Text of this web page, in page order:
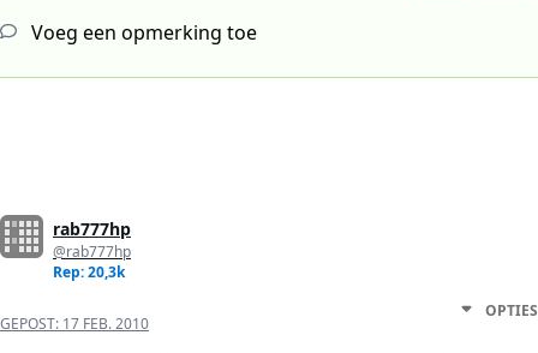
Voeg een opmerking toe
rab777hp
@rab777hp
Rep: 20,3k
GEPOST: 17 FEB. 2010
OPTIES